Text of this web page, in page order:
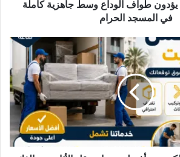
يؤدون طواف الوداع وسط جاهزية كاملة
في المسجد الحرام